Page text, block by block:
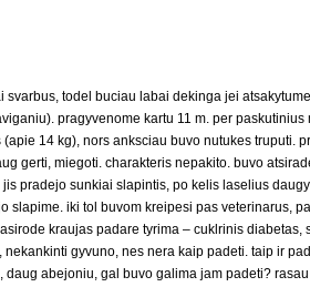
svarbus, todel buciau labai dekinga jei
pragyvenome kartu 11 m. per paskutinius
14 kg), nors anksciau buvo nutukes truputi.
gerti, miegoti. charakteris nepakito. buvo
pradejo sunkiai slapintis, po kelis laselius
slapime. iki tol buvom kreipesi pas veterinarus,
kraujas padare tyrima – cuklrinis diabetas,
nekankinti gyvuno, nes nera kaip padeti. taip ir
daug abejoniu, gal buvo galima jam padeti? rasau